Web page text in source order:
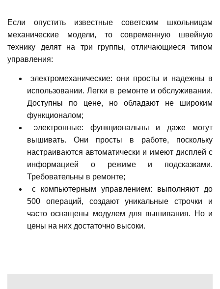
Если опустить известные советским школьницам
механические модели, то современную швейную
технику делят на три группы, отличающиеся типом
управления:
электромеханические: они просты и надежны в
использовании. Легки в ремонте и обслуживании.
Доступны по цене, но обладают не широким
функционалом;
электронные: функциональны и даже могут
вышивать. Они просты в работе, поскольку
настраиваются автоматически и имеют дисплей с
информацией о режиме и подсказками.
Требовательны в ремонте;
с компьютерным управлением: выполняют до
500 операций, создают уникальные строчки и
часто оснащены модулем для вышивания. Но и
цены на них достаточно высоки.